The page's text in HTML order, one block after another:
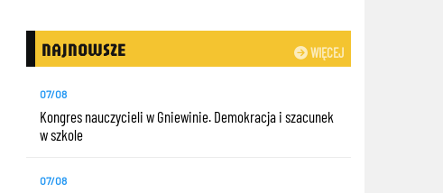
WIĘCEJ
NAJNOWSZE
07/08
Kongres nauczycieli w Gniewinie. Demokracja i szacunek
w szkole
07/08